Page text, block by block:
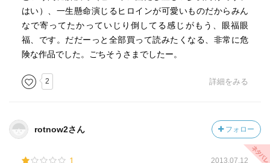
はい）、一生懸命演じるヒロインが可愛いものだからみん
なで寄ってたかっていじり倒してる感じがもう、眼福眼
福、です。だだーっと全部買って読みたくなる、非常に危
険な作品でした。ごちそうさまでしたー。
2 詳細をみる
rotnow2さん フォロー
1 2013.07.12